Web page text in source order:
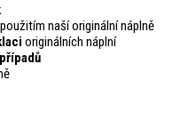
naší originální náplně
originálních náplní